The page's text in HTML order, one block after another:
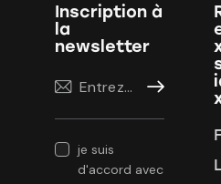
Inscription à
la
newsletter
S'abonner
je suis
d'accord avec